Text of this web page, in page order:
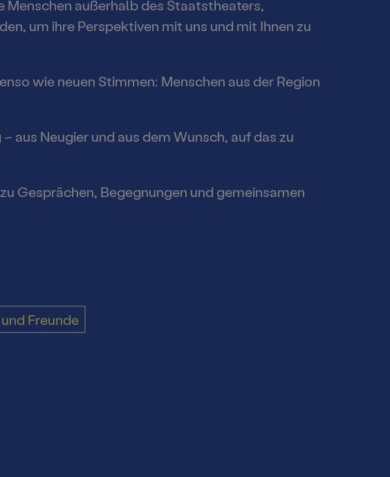
und
Menschen außerhalb des Staatstheaters,
um ihre Perspektiven mit uns und mit Ihnen zu
wie neuen Stimmen: Menschen aus der Region
aus Neugier und aus dem Wunsch, auf das zu
Gesprächen, Begegnungen und gemeinsamen
Freunde